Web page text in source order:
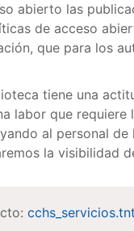
abierto las
de acceso
que para los
tiene una
labor que
al personal
la visibilidad